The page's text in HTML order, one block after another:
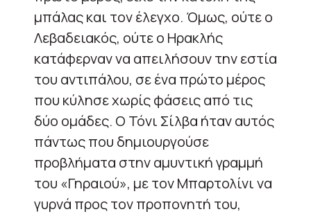
μπάλας και τον έλεγχο. Όμως, ούτε ο
Λεβαδειακός, ούτε ο Ηρακλής
κατάφερναν να απειλήσουν την εστία
του αντιπάλου, σε ένα πρώτο μέρος
που κύλησε χωρίς φάσεις από τις
δύο ομάδες. Ο Τόνι Σίλβα ήταν αυτός
πάντως που δημιουργούσε
προβλήματα στην αμυντική γραμμή
του «Γηραιού», με τον Μπαρτολίνι να
γυρνά προς τον προπονητή του,